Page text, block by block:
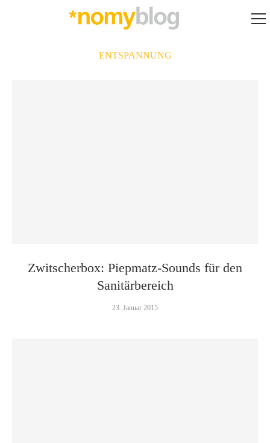
ENTSPANNUNG
Zwitscherbox: Piepmatz-Sounds für den
Sanitärbereich
23. Januar 2015